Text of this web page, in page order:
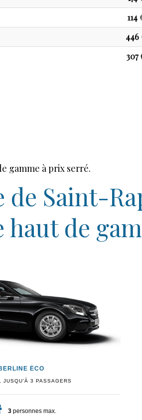
114
446
307
gamme à prix serré.
de Saint-
de
ÉCO
3 PASSAGERS
max.